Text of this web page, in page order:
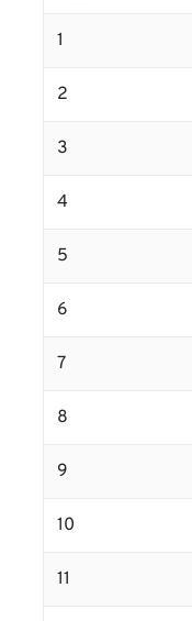
1
2
3
4
5
6
7
8
9
10
11